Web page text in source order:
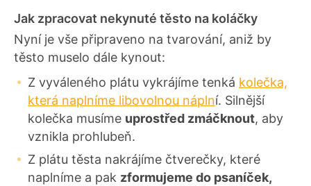
Jak zpracovat nekynuté těsto na koláčky
Nyní je vše připraveno na tvarování, aniž by
těsto muselo dále kynout:
Z vyváleného plátu vykrájíme tenká kolečka,
která naplníme libovolnou náplní. Silnější
kolečka musíme uprostřed zmáčknout, aby
vznikla prohlubeň.
Z plátu těsta nakrájíme čtverečky, které
naplníme a pak zformujeme do psaníček,